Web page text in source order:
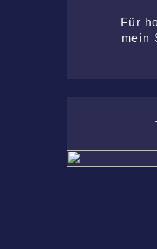
Für
mein